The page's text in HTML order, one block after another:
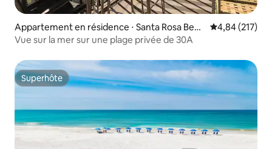
Appartement en résidence ⋅ Santa Rosa Beac
h
Évaluation
4,84 (217)
Vue sur la mer sur une plage privée de 30A
Superhôte
Superhôte